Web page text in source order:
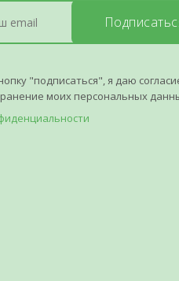
"подписаться", я даю
моих персональных